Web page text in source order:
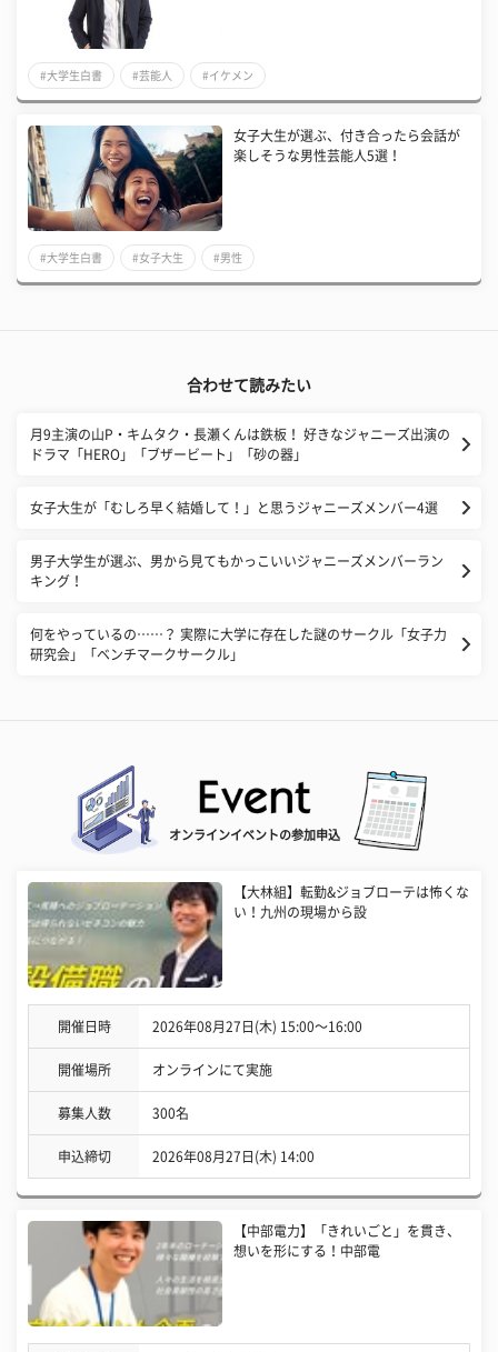
#大学生白書 #芸能人 #イケメン
女子大生が選ぶ、付き合ったら会話が
楽しそうな男性芸能人5選！
#大学生白書 #女子大生 #男性
合わせて読みたい
月9主演の山P・キムタク・長瀬くんは鉄板！ 好きなジャニーズ出演の
ドラマ「HERO」「ブザービート」「砂の器」
​女子大生が「むしろ早く結婚して！」と思うジャニーズメンバー4選
男子大学生が選ぶ、男から見てもかっこいいジャニーズメンバーラン
キング！
​何をやっているの……？ 実際に大学に存在した謎のサークル「女子力
研究会」「ベンチマークサークル」
オンラインイベントの参加申込
【大林組】転勤&ジョブローテは怖くな
い！九州の現場から設
開催日時 2026年08月27日(木) 15:00〜16:00
開催場所 オンラインにて実施
募集人数 300名
申込締切 2026年08月27日(木) 14:00
【中部電力】「きれいごと」を貫き、
想いを形にする！中部電